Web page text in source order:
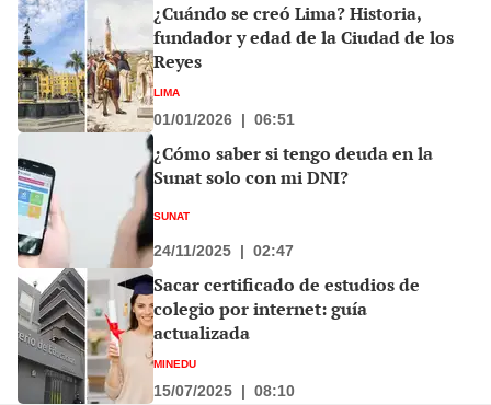
¿Cuándo se creó Lima? Historia,
fundador y edad de la Ciudad de los
Reyes
LIMA
01/01/2026 | 06:51
¿Cómo saber si tengo deuda en la
Sunat solo con mi DNI?
SUNAT
24/11/2025 | 02:47
Sacar certificado de estudios de
colegio por internet: guía
actualizada
MINEDU
15/07/2025 | 08:10